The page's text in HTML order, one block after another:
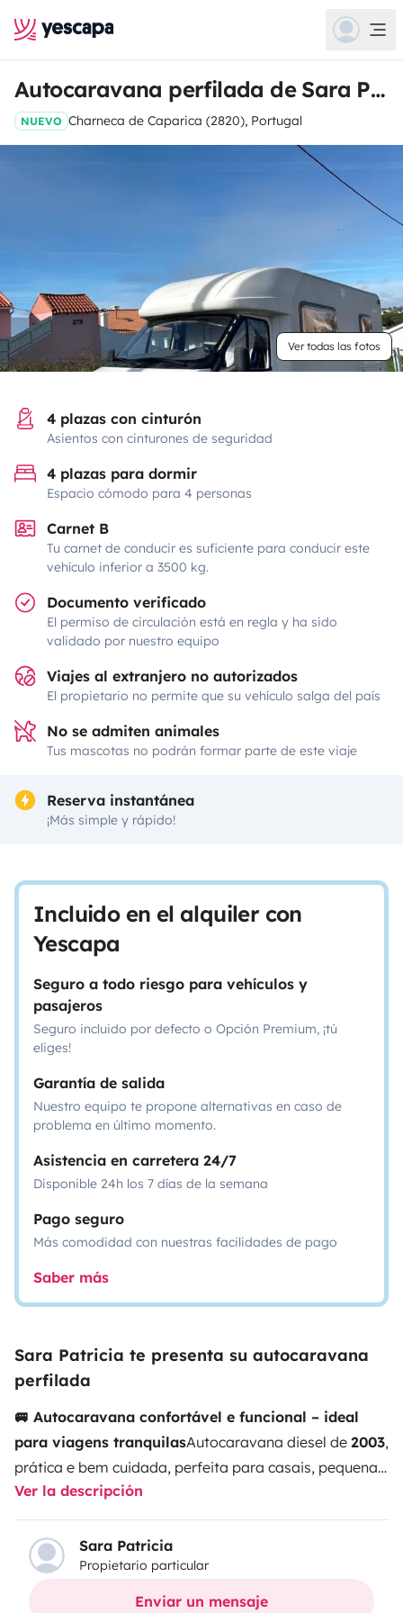
Autocaravana perfilada de Sara Patricia
NUEVO Charneca de Caparica (2820), Portugal
Ver todas las fotos
4 plazas con cinturón
Asientos con cinturones de seguridad
4 plazas para dormir
Espacio cómodo para 4 personas
Carnet B
Tu carnet de conducir es suficiente para conducir este
vehículo inferior a 3500 kg.
Documento verificado
El permiso de circulación está en regla y ha sido
validado por nuestro equipo
Viajes al extranjero no autorizados
El propietario no permite que su vehículo salga del país
No se admiten animales
Tus mascotas no podrán formar parte de este viaje
Reserva instantánea
¡Más simple y rápido!
Incluido en el alquiler con
Yescapa
Seguro a todo riesgo para vehículos y
pasajeros
Seguro incluido por defecto o Opción Premium, ¡tú
eliges!
Garantía de salida
Nuestro equipo te propone alternativas en caso de
problema en último momento.
Asistencia en carretera 24/7
Disponible 24h los 7 días de la semana
Pago seguro
Más comodidad con nuestras facilidades de pago
Saber más
Sara Patricia te presenta su autocaravana
perfilada
🚐 Autocaravana confortável e funcional – ideal
para viagens tranquilasAutocaravana diesel de 2003,
prática e bem cuidada, perfeita para casais, pequenas
famílias ou quem procura viajar com calma e
autonomia.Pensada para quem valoriza conforto,
simplicidade e liberdade na estrada 🌿
espaço interior6 lugares sentados, 4 lugares com
cinto de segurança Zona de refeições com mesa
Ver la descripción
Sara Patricia
Propietario particular
Enviar un mensaje